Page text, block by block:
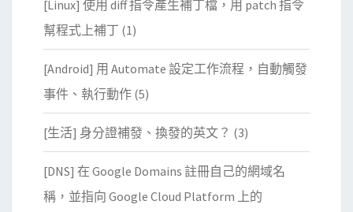
[Linux] 使用 diff 指令產生補丁檔，用 patch 指令
幫程式上補丁 (1)
[Android] 用 Automate 設定工作流程，自動觸發
事件、執行動作 (5)
[生活] 身分證補發、換發的英文？ (3)
[DNS] 在 Google Domains 註冊自己的網域名
稱，並指向 Google Cloud Platform 上的